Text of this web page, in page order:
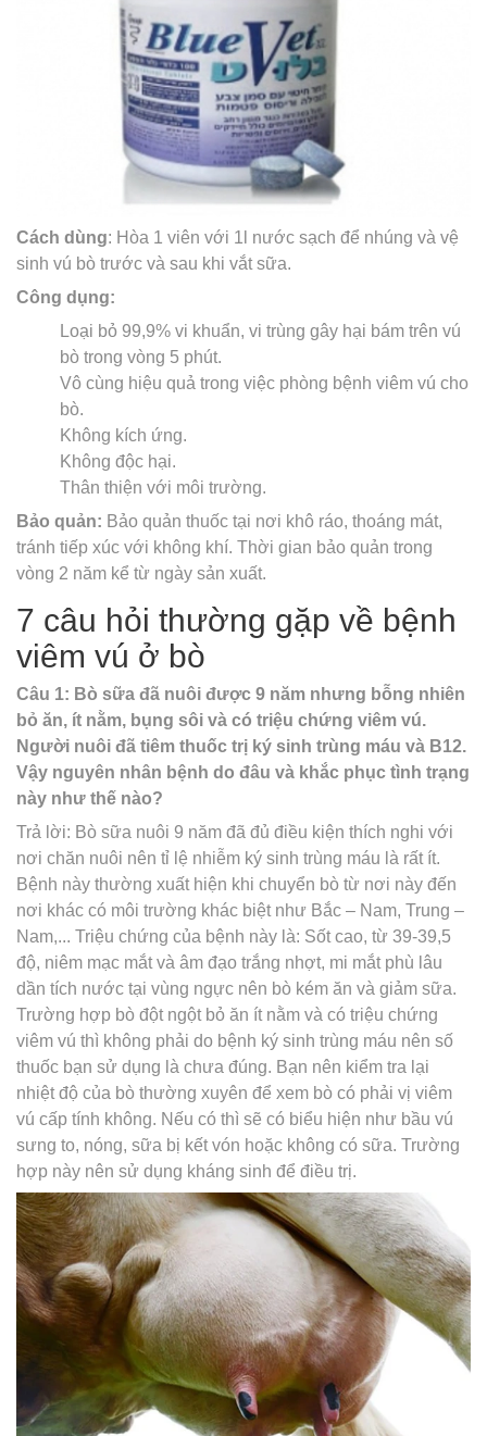
Cách dùng: Hòa 1 viên với 1l nước sạch để nhúng và vệ
sinh vú bò trước và sau khi vắt sữa.
Công dụng:
Loại bỏ 99,9% vi khuẩn, vi trùng gây hại bám trên vú
bò trong vòng 5 phút.
Vô cùng hiệu quả trong việc phòng bệnh viêm vú cho
bò.
Không kích ứng.
Không độc hại.
Thân thiện với môi trường.
Bảo quản: Bảo quản thuốc tại nơi khô ráo, thoáng mát,
tránh tiếp xúc với không khí. Thời gian bảo quản trong
vòng 2 năm kể từ ngày sản xuất.
7 câu hỏi thường gặp về bệnh
viêm vú ở bò
Câu 1: Bò sữa đã nuôi được 9 năm nhưng bỗng nhiên
bỏ ăn, ít nằm, bụng sôi và có triệu chứng viêm vú.
Người nuôi đã tiêm thuốc trị ký sinh trùng máu và B12.
Vậy nguyên nhân bệnh do đâu và khắc phục tình trạng
này như thế nào?
Trả lời: Bò sữa nuôi 9 năm đã đủ điều kiện thích nghi với
nơi chăn nuôi nên tỉ lệ nhiễm ký sinh trùng máu là rất ít.
Bệnh này thường xuất hiện khi chuyển bò từ nơi này đến
nơi khác có môi trường khác biệt như Bắc – Nam, Trung –
Nam,... Triệu chứng của bệnh này là: Sốt cao, từ 39-39,5
độ, niêm mạc mắt và âm đạo trắng nhợt, mi mắt phù lâu
dần tích nước tại vùng ngực nên bò kém ăn và giảm sữa.
Trường hợp bò đột ngột bỏ ăn ít nằm và có triệu chứng
viêm vú thì không phải do bệnh ký sinh trùng máu nên số
thuốc bạn sử dụng là chưa đúng. Bạn nên kiểm tra lại
nhiệt độ của bò thường xuyên để xem bò có phải vị viêm
vú cấp tính không. Nếu có thì sẽ có biểu hiện như bầu vú
sưng to, nóng, sữa bị kết vón hoặc không có sữa. Trường
hợp này nên sử dụng kháng sinh để điều trị.